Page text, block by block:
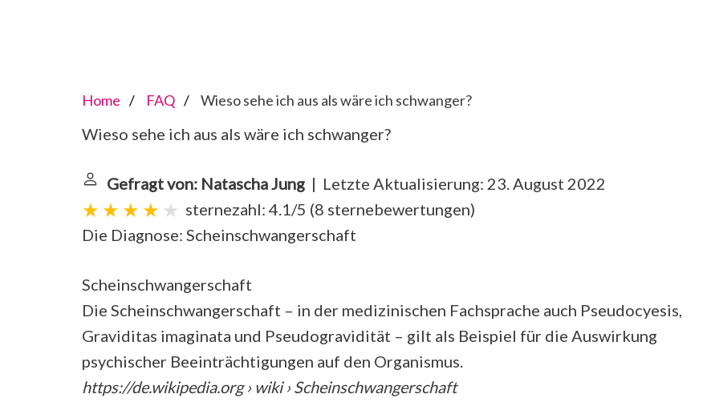
Home FAQ Wieso sehe ich aus als wäre ich schwanger?
Wieso sehe ich aus als wäre ich schwanger?
Gefragt von: Natascha Jung | Letzte Aktualisierung: 23. August 2022
sternezahl: 4.1/5 (8 sternebewertungen)
Die Diagnose: Scheinschwangerschaft
Scheinschwangerschaft
Die Scheinschwangerschaft – in der medizinischen Fachsprache auch Pseudocyesis,
Graviditas imaginata und Pseudogravidität – gilt als Beispiel für die Auswirkung
psychischer Beeinträchtigungen auf den Organismus.
https://de.wikipedia.org› wiki › Scheinschwangerschaft